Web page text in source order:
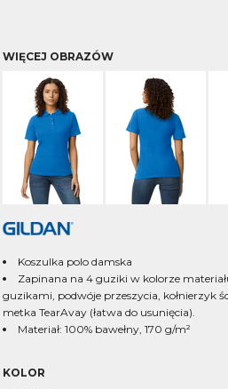
WIĘCEJ OBRAZÓW
Koszulka polo damska
Zapinana na 4 guziki w kolorze
guzikami, podwóje przeszycia, kołnierzyk
metka TearAvay (łatwa do usunięcia).
Materiał: 100% bawełny, 170 g/m²
KOLOR